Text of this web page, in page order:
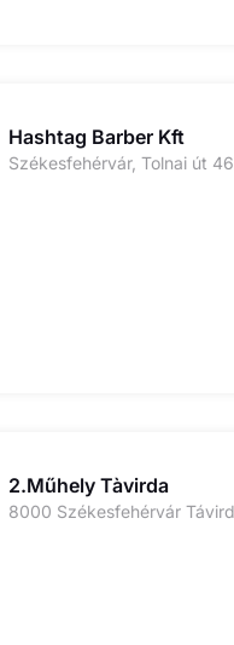
Hashtag Barber Kft
Székesfehérvár, Tolnai út 46
2.Műhely Tàvirda